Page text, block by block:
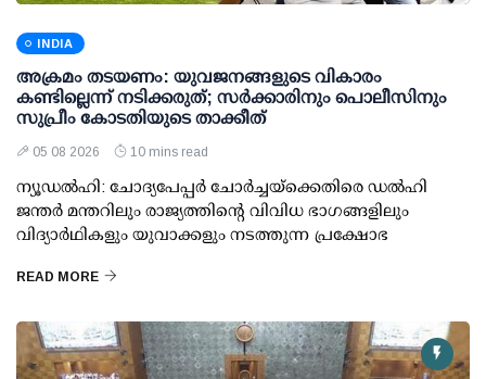
INDIA
അക്രമം തടയണം: യുവജനങ്ങളുടെ വികാരം
കണ്ടില്ലെന്ന് നടിക്കരുത്; സര്‍ക്കാരിനും പൊലീസിനും
സുപ്രീം കോടതിയുടെ താക്കീത്
05 08 2026 10 mins read
ന്യൂഡല്‍ഹി: ചോദ്യപേപ്പര്‍ ചോര്‍ച്ചയ്ക്കെതിരെ ഡല്‍ഹി
ജന്തര്‍ മന്തറിലും രാജ്യത്തിന്റെ വിവിധ ഭാഗങ്ങളിലും
വിദ്യാര്‍ഥികളും യുവാക്കളും നടത്തുന്ന പ്രക്ഷോഭ
READ MORE